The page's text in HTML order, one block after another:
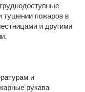
тушении пожаров в
и другими
и
рукава